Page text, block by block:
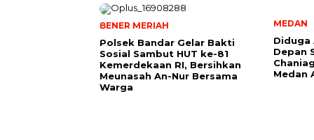
BENER MERIAH
Polsek Bandar Gelar Bakti
Sosial Sambut HUT ke-81
Kemerdekaan RI, Bersihkan
Meunasah An-Nur Bersama
Warga
MEDAN
Diduga
Depan
Medan